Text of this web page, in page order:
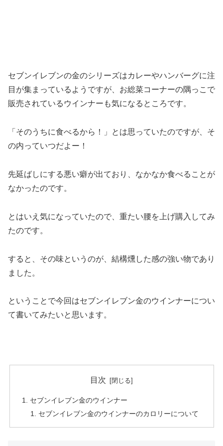
セブンイレブンの金のシリーズはカレーやハンバーグに注
目が集まっているようですが、お総菜コーナーの隅っこで
販売されているウインナーも気になるところです。
「そのうちに食べるから！」とは思っていたのですが、そ
の内っていつだよー！
先延ばしにする悪い癖が出ており、なかなか食べることが
なかったのです。
とはいえ気になっていたので、重たい腰を上げ購入してみ
たのです。
すると、その味というのが、結構燻した感の強い物であり
ました。
ということで今回はセブンイレブン金のウインナーについ
て書いてみたいと思います。
目次
セブンイレブン金のウインナー
セブンイレブン金のウインナーのカロリーについて